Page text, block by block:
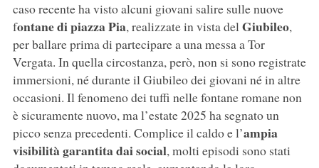
caso recente ha visto alcuni giovani salire sulle nuove
fontane di piazza Pia, realizzate in vista delGiubileo,
per ballare prima di partecipare a una messa a Tor
Vergata. In quella circostanza, però, non si sono registrate
immersioni, né durante il Giubileo dei giovani né in altre
occasioni. Il fenomeno dei tuffi nelle fontane romane non
è sicuramente nuovo, ma l’estate 2025 ha segnato un
picco senza precedenti. Complice il caldo e l’ampia
visibilità garantita dai social, molti episodi sono stati